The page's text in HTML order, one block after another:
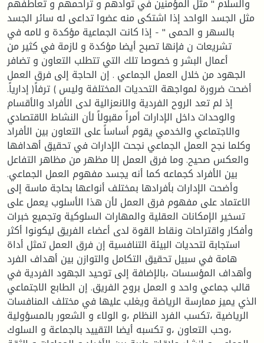
والسلام " مثل المؤمنين في توادهم و تراحمهم و تعاطفهم
مثل الجسد الواحد إذا اشتكى منه عضوا تداعى له سائر الجسد
بالسهر و الحمى " - إذا كانت الجماعية مؤكدة و لامه في
تشريعات ن فإنها تصبح أيضا مؤكدة و لازمة في كثير من
أعمال البشر و خصوصا تلك التي تتطلب التعاون و تضافر
الجهود من خلال العمل الجماعي . إن الحاجة إلى فرق العمل
أضحت ضرورة لمواجهة التحديات المختلفة وليس ) ترفاً( إدارياً.
إذ لم تعد الروح الفردية والانعزالية لدى الأفراد والأقسام
والوحدات داخل الإدارات أمراً مقبولاً لأن النشاط الاقتصادي
والاجتماعي والخدمي يقوم أساساً على التعاون بين الأفراد
وكلما نجح العمل الجماعي نجحت الإدارات في تحقيق أهدافها
والعكس صحيح. وما فرق العمل إلا مظهر من مظاهر التفاعل
بين الأفراد كجماعه كما أنه يجسد مفهوم العمل الجماعي.
وأضحت الإدارات بأفرادها بمختلف أنواعها بحاجة ماسة إلى
الاعتماد على مفهوم فرق العمل لأن هذا الأسلوب يعمل على
تسخير الإمكانات العقلية والمهارات السلوكية وتجميع خبرات
وأفكار واقتراحات ونقاط القوة لدى أعضاء الفريق ليكونوا أكثر
استجابة لتحديات البيئة التنافسية إن فرق العمل تمثل أداة
هامة في سبيل تحقيق التكامل والتوازن بين أهداف الفرد
وأهداف المؤسسات ،بالإضافة إلى توحيد الجهود الفردية في
قالب جماعي واحد و العمل بروح الفريق. إن الطابع الاجتماعي
الذي يميز ممارسة الرياضة ويغلب عليها في مختلف المنافسات
الرياضية ،تكسب الفرد النظام ،و الولاء و الشعور بالمسؤولية
،وحب التعاون ،و تكسبه أيضا التقييد بالجماعة و السلوك